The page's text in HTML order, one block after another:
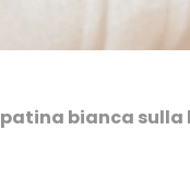
patina bianca sulla